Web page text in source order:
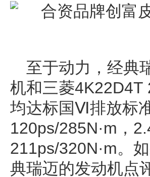
至于动力，经典
机和三菱4K22D4T
均达标国Ⅵ排放标
120ps/285N·m，
211ps/320N·m。
典瑞迈的发动机点